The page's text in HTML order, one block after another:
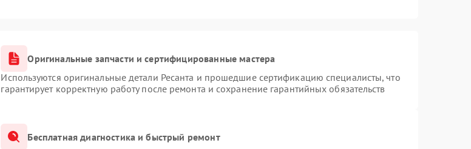
Оригинальные запчасти и сертифицированные мастера
Используются оригинальные детали Ресанта и прошедшие сертификацию специалисты, что
гарантирует корректную работу после ремонта и сохранение гарантийных обязательств
Бесплатная диагностика и быстрый ремонт